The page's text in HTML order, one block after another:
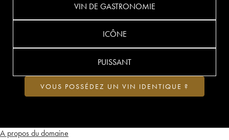
A propos du domaine
VIN DE GASTRONOMIE
ICÔNE
PUISSANT
VOUS POSSÉDEZ UN VIN IDENTIQUE ?